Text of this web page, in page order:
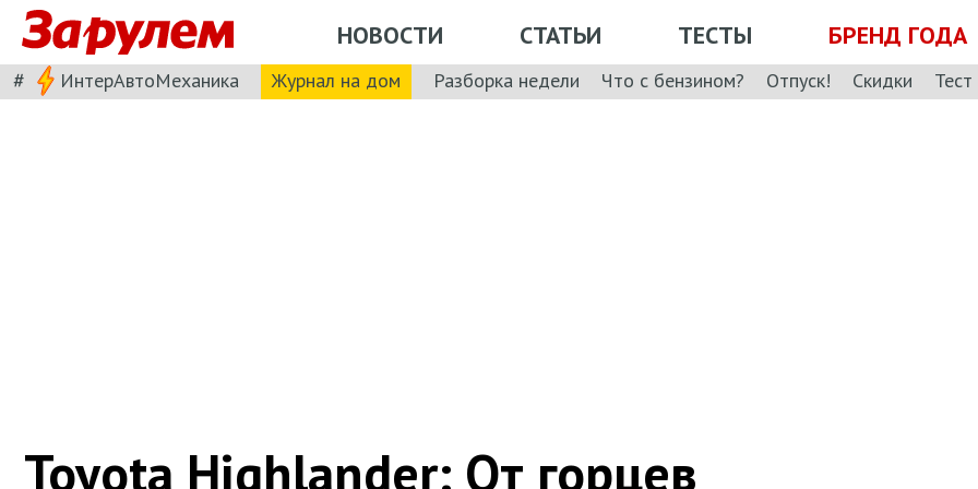
НОВОСТИ СТАТЬИ ТЕСТЫ БРЕНД ГОДА
# ИнтерАвтоМеханика Журнал на дом Разборка недели Что с бензином? Отпуск! Скидки
Toyota Highlander: От горцев